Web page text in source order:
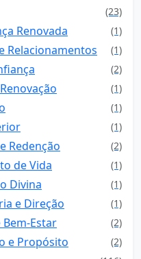
(23)
Renovada (1)
Relacionamentos (1)
(2)
(1)
(1)
(1)
Redenção (2)
de Vida (1)
Divina (1)
e Direção (1)
Estar (2)
e Propósito (2)